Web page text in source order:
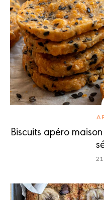
Biscuits apéro